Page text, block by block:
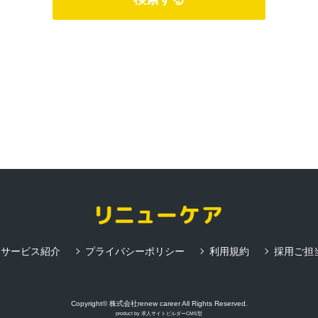
サービス紹介 プライバシーポリシー 利用規約 採用ご担
Copyright© 株式会社renew career All Rights Reserved.
product by 求人サイトビルダーCMS型